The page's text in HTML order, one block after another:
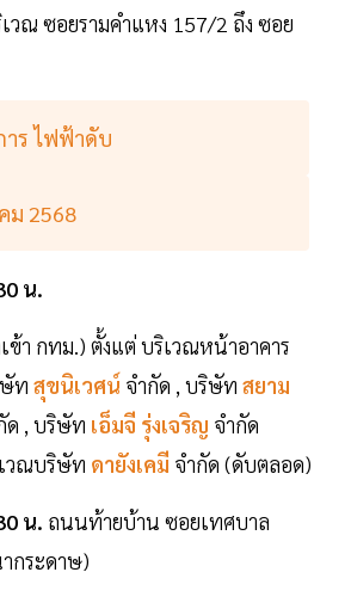
วณ ซอยรามคำแหง 157/2 ถึง ซอย
าร ไฟฟ้าดับ
ม 2568
น.
า กทม.) ตั้งแต่ บริเวณหน้าอาคาร
ท สุขนิเวศน์ จำกัด , บริษัท สยาม
ด , บริษัท เอ็มจี รุ่งเจริญ จำกัด
วณบริษัท ดายังเคมี จำกัด (ดับตลอด)
น. ถนนท้ายบ้าน ซอยเทศบาล
กระดาษ)